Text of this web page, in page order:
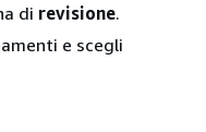
di revisione.
e scegli